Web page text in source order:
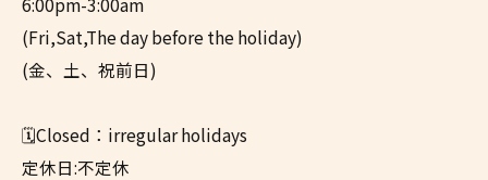
(Fri,Sat,The day before the holiday)
(金、土、祝前日)
🗓️Closed：irregular holidays
定休日:不定休